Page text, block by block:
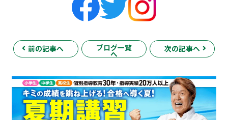
前の記事へ ブログ一覧
へ
次の記事へ